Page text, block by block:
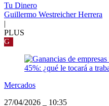
Tu Dinero
Guillermo Westreicher Herrera
|
PLUS
G
Mercados
27/04/2026
10:35